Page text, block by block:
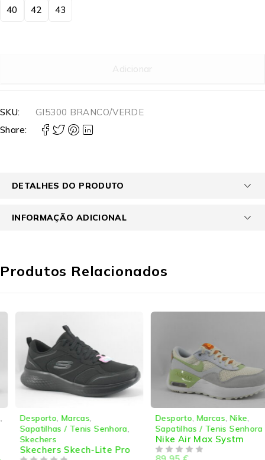
40 42 43
Adicionar
SKU:
GI5300 BRANCO/VERDE
Share:
DETALHES DO PRODUTO
INFORMAÇÃO ADICIONAL
Produtos Relacionados
Desporto,Marcas,
Sapatilhas / Tenis Senhora,
Skechers
Skechers Skech-Lite Pro
Desporto,Marcas,Nike,
Sapatilhas / Tenis Senhora
Nike Air Max Systm